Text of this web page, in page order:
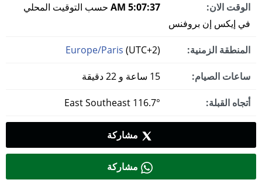
الوقت الان: 5:07:38 AM
حسب التوقيت المحلي
في إيكس إن بروفنس
المنطقة الزمنية: Europe/Paris (UTC+2)
ساعات الصيام:
أتجاه القبلة:
مشاركة
مشاركة